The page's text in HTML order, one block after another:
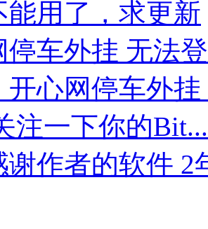
能用了，求更新
停车外挂 无法
开心网停车外挂
注一下你的Bit...
谢作者的软件 2